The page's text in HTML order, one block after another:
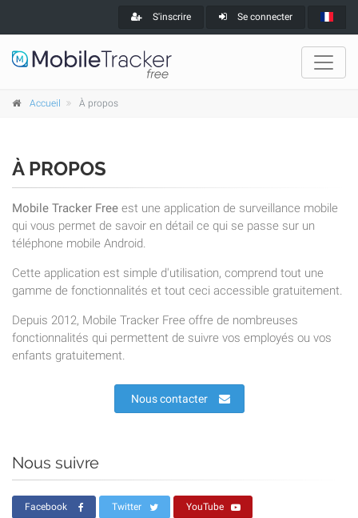
S'inscrire Se connecter
Accueil À propos
À PROPOS
Mobile Tracker Free est une application de surveillance mobile
qui vous permet de savoir en détail ce qui se passe sur un
téléphone mobile Android.
Cette application est simple d'utilisation, comprend tout une
gamme de fonctionnalités et tout ceci accessible gratuitement.
Depuis 2012, Mobile Tracker Free offre de nombreuses
fonctionnalités qui permettent de suivre vos employés ou vos
enfants gratuitement.
Nous contacter
Nous suivre
Facebook Twitter YouTube